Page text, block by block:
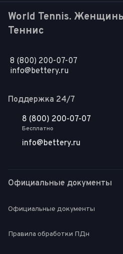
World Tennis.
Теннис
8 (800) 200-07-07
info@bettery.ru
Поддержка 24/7
8 (800) 200-07-07
Бесплатно
info@bettery.ru
Официальные документы
Официальные документы
Правила обработки ПДн